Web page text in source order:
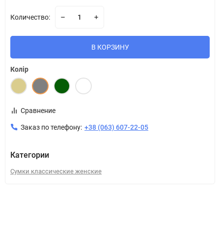
Количество:
В КОРЗИНУ
Колір
Сравнение
Заказ по телефону: +38 (063) 607-22-05
Категории
Сумки классические женские